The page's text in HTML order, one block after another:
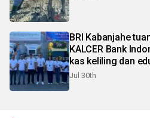
BRI Kabanjahe
KALCER Bank
kas keliling dan
pelosok Karo
Jul 30th